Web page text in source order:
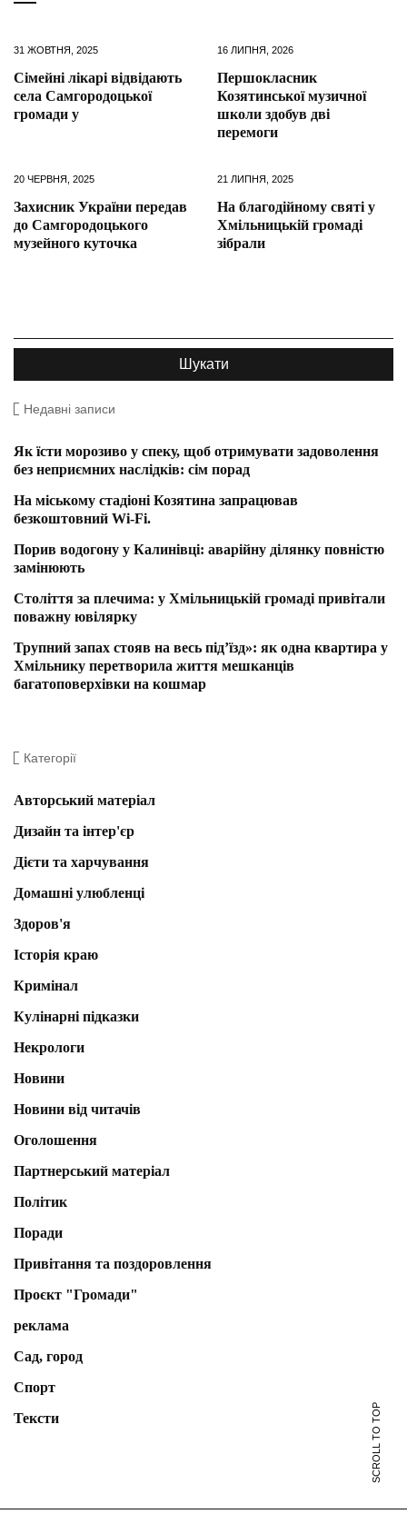
31 ЖОВТНЯ, 2025
Сімейні лікарі відвідають
села Самгородоцької
громади у
16 ЛИПНЯ, 2026
Першокласник
Козятинської музичної
школи здобув дві
перемоги
20 ЧЕРВНЯ, 2025
Захисник України передав
до Самгородоцького
музейного куточка
21 ЛИПНЯ, 2025
На благодійному святі у
Хмільницькій громаді
зібрали
Недавні записи
Як їсти морозиво у спеку, щоб отримувати задоволення
без неприємних наслідків: сім порад
На міському стадіоні Козятина запрацював
безкоштовний Wi-Fi.
Порив водогону у Калинівці: аварійну ділянку повністю
замінюють
Століття за плечима: у Хмільницькій громаді привітали
поважну ювілярку
Трупний запах стояв на весь під’їзд»: як одна квартира у
Хмільнику перетворила життя мешканців
багатоповерхівки на кошмар
Категорії
Авторський матеріал
Дизайн та інтер'єр
Дієти та харчування
Домашні улюбленці
Здоров'я
Історія краю
Кримінал
Кулінарні підказки
Некрологи
Новини
Новини від читачів
Оголошення
Партнерський матеріал
Політик
Поради
Привітання та поздоровлення
Проєкт "Громади"
реклама
Сад, город
Спорт
Тексти
SCROLL TO TOP